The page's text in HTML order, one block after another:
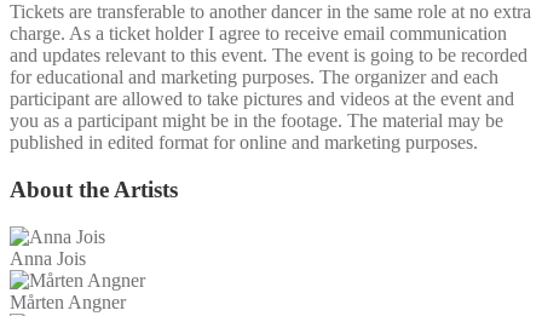
Tickets are transferable to another dancer in the same role at no extra
charge. As a ticket holder I agree to receive email communication
and updates relevant to this event. The event is going to be recorded
for educational and marketing purposes. The organizer and each
participant are allowed to take pictures and videos at the event and
you as a participant might be in the footage. The material may be
published in edited format for online and marketing purposes.
About the Artists
Anna Jois
Mårten Angner